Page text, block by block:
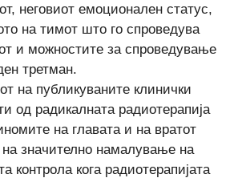
неговиот емоционален статус,
на тимот што го спроведува
и можностите за спроведување
третман.
на публикуваните клинички
од радикалната радиотерапија
на главата и на вратот
на значително намалување на
контрола кога радиотерапијата